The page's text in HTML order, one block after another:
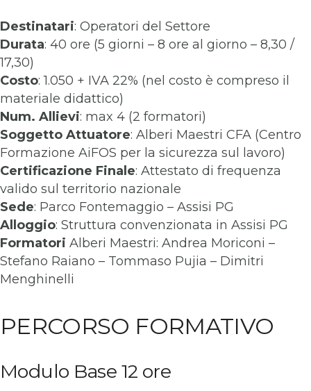
Destinatari: Operatori del Settore
Durata: 40 ore (5 giorni – 8 ore al giorno – 8,30 /
17,30)
Costo: 1.050 + IVA 22% (nel costo è compreso il
materiale didattico)
Num. Allievi: max 4 (2 formatori)
Soggetto Attuatore: Alberi Maestri CFA (Centro
Formazione AiFOS per la sicurezza sul lavoro)
Certificazione Finale: Attestato di frequenza
valido sul territorio nazionale
Sede: Parco Fontemaggio – Assisi PG
Alloggio: Struttura convenzionata in Assisi PG
Formatori Alberi Maestri: Andrea Moriconi –
Stefano Raiano – Tommaso Pujia – Dimitri
Menghinelli
PERCORSO FORMATIVO
Modulo Base 12 ore